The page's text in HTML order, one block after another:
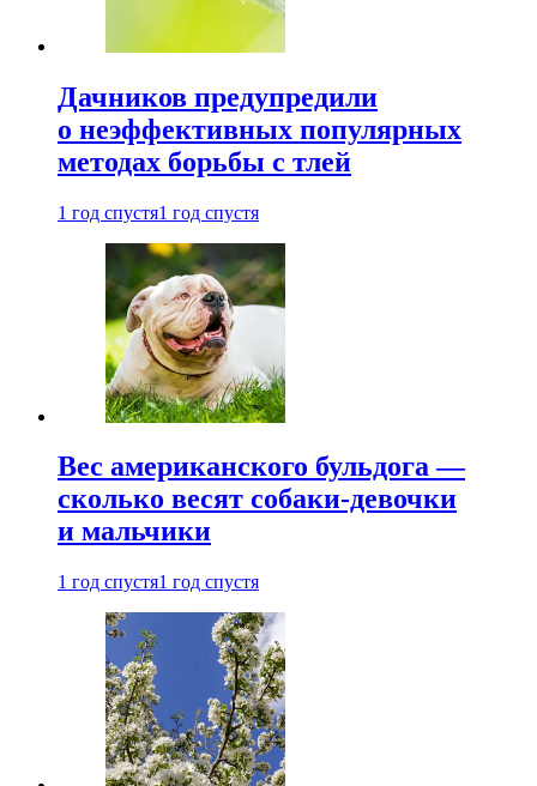
Дачников предупредили
о неэффективных популярных
методах борьбы с тлей
1 год спустя1 год спустя
Вес американского бульдога —
сколько весят собаки-девочки
и мальчики
1 год спустя1 год спустя